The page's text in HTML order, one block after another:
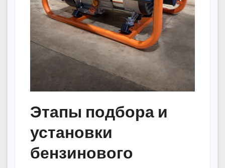
Этапы подбора и
установки
бензинового